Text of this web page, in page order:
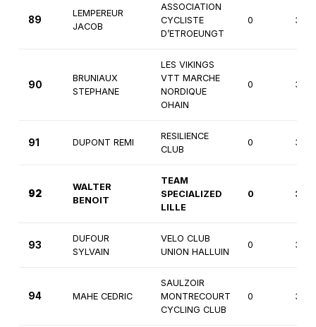
89
LEMPEREUR
JACOB
ASSOCIATION
CYCLISTE
D’ETROEUNGT
0
90
BRUNIAUX
STEPHANE
LES VIKINGS
VTT MARCHE
NORDIQUE
OHAIN
0
91 DUPONT REMI
RESILIENCE
CLUB
0
92
WALTER
BENOIT
TEAM
SPECIALIZED
LILLE
0
93
DUFOUR
SYLVAIN
VELO CLUB
UNION HALLUIN
0
94 MAHE CEDRIC
SAULZOIR
MONTRECOURT
CYCLING CLUB
0